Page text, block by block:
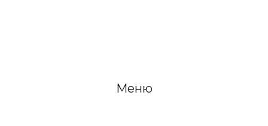
Меню